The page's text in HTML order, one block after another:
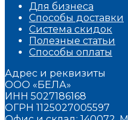
Для бизнеса
Способы доставки
Система скидок
Полезные статьи
Способы оплаты
Адрес и реквизиты
ООО «БЕЛА»
ИНН 5027186168
ОГРН 1125027005597